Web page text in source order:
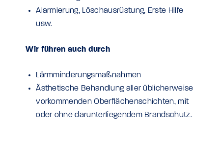
Alarmierung, Löschausrüstung, Erste Hilfe
usw.
Wir führen auch durch
Lärmminderungsmaßnahmen
Ästhetische Behandlung aller üblicherweise
vorkommenden Oberflächenschichten, mit
oder ohne darunterliegendem Brandschutz.